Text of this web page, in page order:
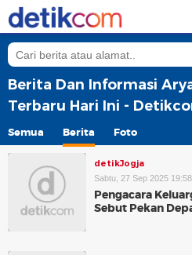
Berita Dan Informasi
Terbaru Hari Ini -
Semua Berita Foto
detikJogja
Sabtu, 27 Sep 2025
Pengacara
Sebut Pekan